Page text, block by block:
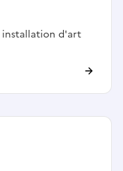
installation d'art